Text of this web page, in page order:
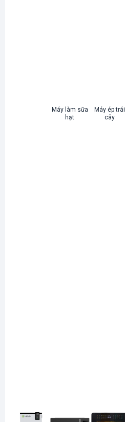
Máy làm sữa
hạt
Máy ép trái
cây